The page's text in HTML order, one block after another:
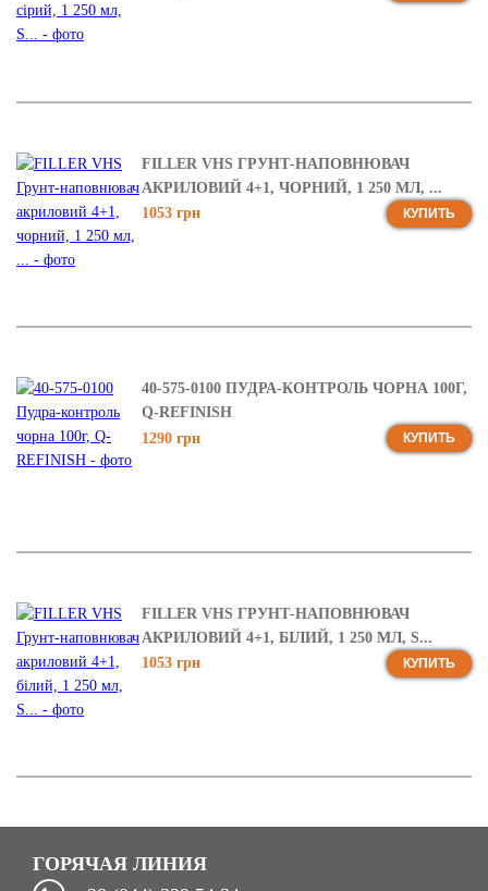
FILLER VHS ГРУНТ-НАПОВНЮВАЧ
АКРИЛОВИЙ 4+1, ЧОРНИЙ, 1 250 МЛ, ...
1053 грн
КУПИТЬ
40-575-0100 ПУДРА-КОНТРОЛЬ ЧОРНА 100Г,
Q-REFINISH
1290 грн
КУПИТЬ
FILLER VHS ГРУНТ-НАПОВНЮВАЧ
АКРИЛОВИЙ 4+1, БІЛИЙ, 1 250 МЛ, S...
1053 грн
КУПИТЬ
ГОРЯЧАЯ ЛИНИЯ